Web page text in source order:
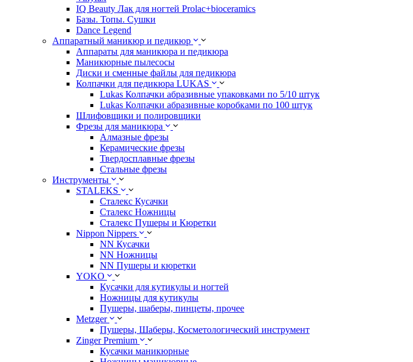
IQ Beauty Лак для ногтей Prolac+bioceramics
Базы. Топы. Сушки
Dance Legend
Аппаратный маникюр и педикюр
Аппараты для маникюра и педикюра
Маникюрные пылесосы
Диски и сменные файлы для педикюра
Колпачки для педикюра LUKAS
Lukas Колпачки абразивные упаковками по 5/10 штук
Lukas Колпачки абразивные коробками по 100 штук
Шлифовщики и полировщики
Фрезы для маникюра
Алмазные фрезы
Керамические фрезы
Твердосплавные фрезы
Стальные фрезы
Инструменты
STALEKS
Сталекс Кусачки
Сталекс Ножницы
Сталекс Пушеры и Кюретки
Nippon Nippers
NN Кусачки
NN Ножницы
NN Пушеры и кюретки
YOKO
Кусачки для кутикулы и ногтей
Ножницы для кутикулы
Пушеры, шаберы, пинцеты, прочее
Metzger
Пушеры, Шаберы, Косметологический инструмент
Zinger Premium
Кусачки маникюрные